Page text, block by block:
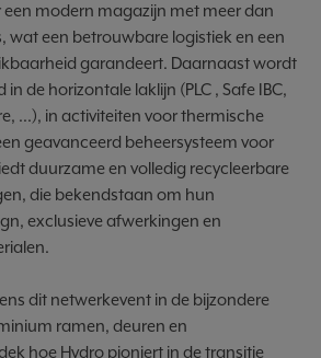
een modern magazijn met meer dan
wat een betrouwbare logistiek en een
garandeert. Daarnaast wordt
de horizontale laklijn (PLC , Safe IBC,
...), in activiteiten voor thermische
geavanceerd beheersysteem voor
duurzame en volledig recycleerbare
die bekendstaan om hun
exclusieve afwerkingen en
dit netwerkevent in de bijzondere
ramen, deuren en
hoe Hydro pioniert in de transitie